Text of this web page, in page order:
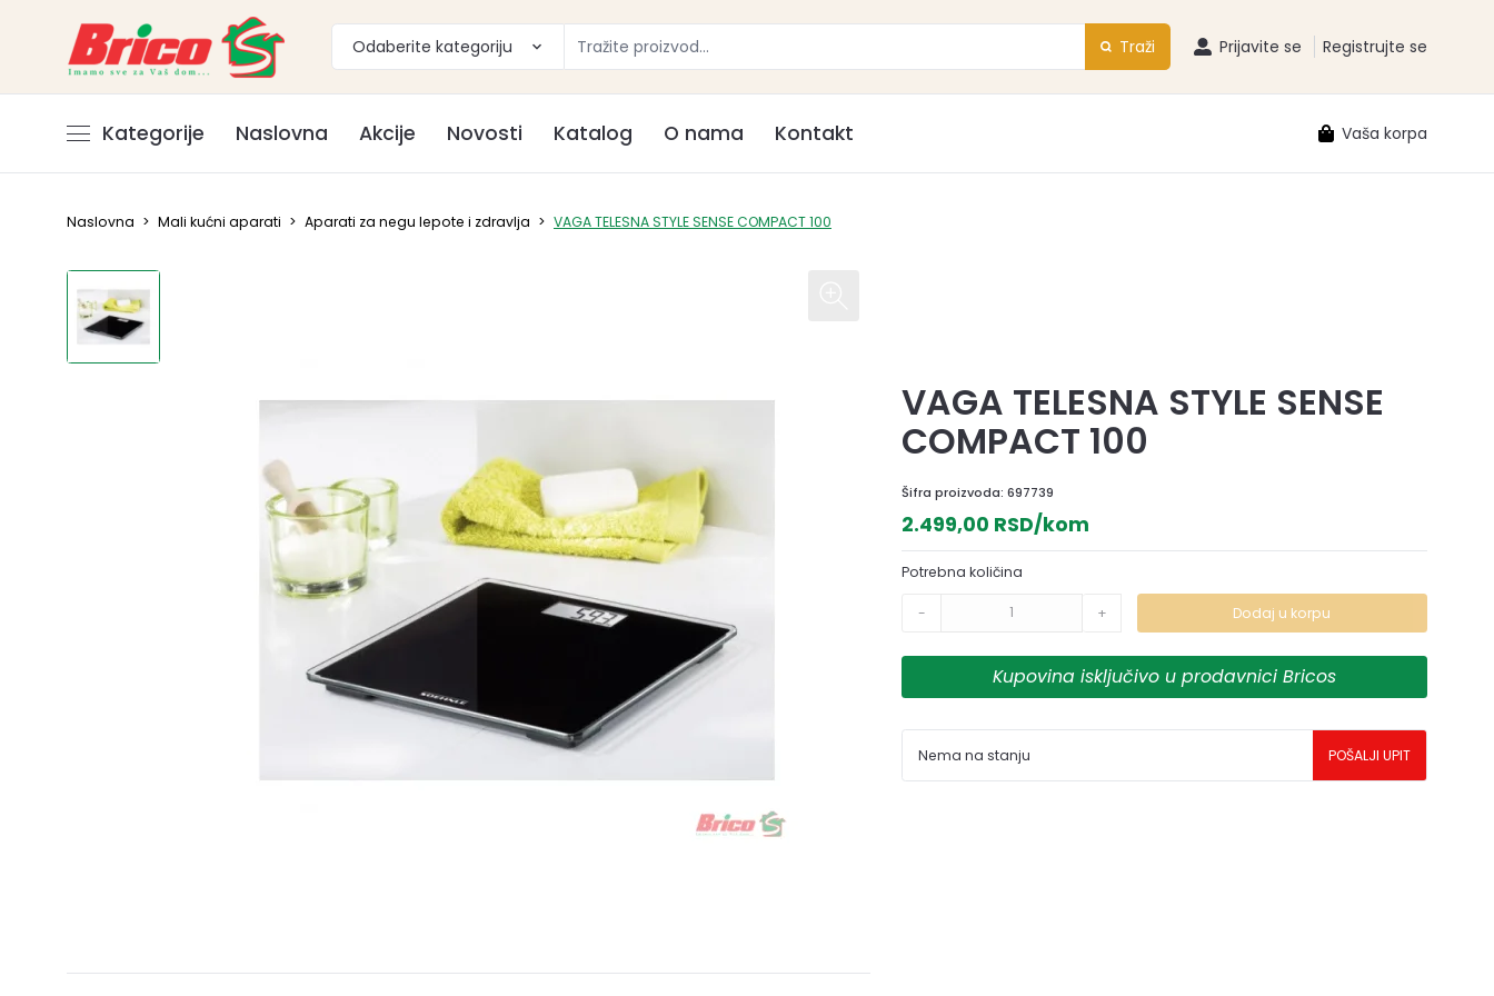
Odaberite kategoriju Traži Prijavite se Registrujte se
Kategorije Naslovna Akcije Novosti Katalog O nama Kontakt Vaša korpa
Naslovna > Mali kućni aparati > Aparati za negu lepote i zdravlja > VAGA TELESNA STYLE SENSE COMPACT 100
VAGA TELESNA STYLE SENSE
COMPACT 100
Šifra proizvoda:697739
2.499,00 RSD/kom
Potrebna količina
- + Dodaj u korpu
Kupovina isključivo u prodavnici Bricos
Nema na stanju POŠALJI UPIT